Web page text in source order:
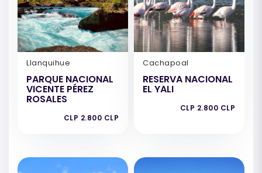
Llanquihue
PARQUE NACIONAL
VICENTE PÉREZ
ROSALES
CLP 2.800 CLP
Cachapoal
RESERVA NACIONAL
EL YALI
CLP 2.800 CLP